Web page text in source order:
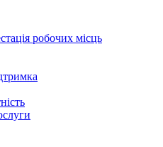
робочих місць